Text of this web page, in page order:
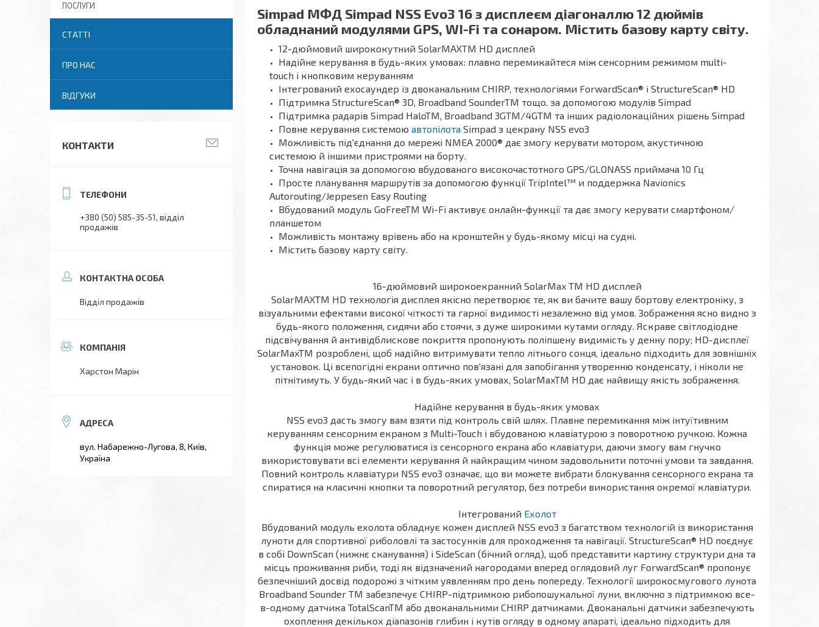
Simpad МФД Simpad NSS Evo3 16 з дисплеєм діагоналлю 12 дюймів
обладнаний модулями GPS, WI-Fi та сонаром. Містить базову карту світу.
12-дюймовий ширококутний SolarMAXTM HD дисплей
Надійне керування в будь-яких умовах: плавно перемикайтеся між сенсорним режимом multi-
touch і кнопковим керуванням
Інтегрований ехосаундер із двоканальним CHIRP, технологіями ForwardScan® і StructureScan® HD
Підтримка StructureScan® 3D, Broadband SounderTM тощо. за допомогою модулів Simpad
Підтримка радарів Simpad HaloTM, Broadband 3GTM/4GTM та інших радіолокаційних рішень Simpad
Повне керування системою автопілота Simpad з цекрану NSS evo3
Можливість під'єднання до мережі NMEA 2000® дає змогу керувати мотором, акустичною
системою й іншими пристроями на борту.
Точна навігація за допомогою вбудованого високочастотного GPS/GLONASS приймача 10 Гц
Просте планування маршрутів за допомогою функції TripIntel™ и поддержка Navionics
Autorouting/Jeppesen Easy Routing
Вбудований модуль GoFreeTM Wi-Fi активує онлайн-функції та дає змогу керувати смартфоном/
планшетом
Можливість монтажу врівень або на кронштейн у будь-якому місці на судні.
Містить базову карту світу.
16-дюймовий широкоекранний SolarMax TM HD дисплей
SolarMAXTM HD технологія дисплея якісно перетворює те, як ви бачите вашу бортову електроніку, з
візуальними ефектами високої чіткості та гарної видимості незалежно від умов. Зображення ясно видно з
будь-якого положення, сидячи або стоячи, з дуже широкими кутами огляду. Яскраве світлодіодне
підсвічування й антивідблискове покриття пропонують поліпшену видимість у денну пору; HD-дисплеї
SolarMaxTM розроблені, щоб надійно витримувати тепло літнього сонця, ідеально підходить для зовнішніх
установок. Ці всепогідні екрани оптично пов'язані для запобігання утворенню конденсату, і ніколи не
пітнітимуть. У будь-який час і в будь-яких умовах, SolarMaxTM HD дає найвищу якість зображення.
Надійне керування в будь-яких умовах
NSS evo3 дасть змогу вам взяти під контроль свій шлях. Плавне перемикання між інтуїтивним
керуванням сенсорним екраном з Multi-Touch і вбудованою клавіатурою з поворотною ручкою. Кожна
функція може регулюватися із сенсорного екрана або клавіатури, даючи змогу вам гнучко
використовувати всі елементи керування й найкращим чином задовольнити поточні умови та завдання.
Повний контроль клавіатури NSS evo3 означає, що ви можете вибрати блокування сенсорного екрана та
спиратися на класичні кнопки та поворотний регулятор, без потреби використання окремої клавіатури.
Інтегрований Ехолот
Вбудований модуль ехолота обладнує кожен дисплей NSS evo3 з багатством технологій із використання
луноти для спортивної риболовлі та застосунків для проходження та навігації. StructureScan® HD поєднує
в собі DownScan (нижнє сканування) і SideScan (бічний огляд), щоб представити картину структури дна та
місць проживання риби, тоді як відзначений нагородами вперед оглядовий луг ForwardScan® пропонує
безпечніший досвід подорожі з чітким уявленням про день попереду. Технології широкосмугового лунота
Broadband Sounder TM забезпечує CHIRP-підтримкою рибопошукальної луни, включно з підтримкою все-
в-одному датчика TotalScanTM або двоканальними CHIRP датчиками. Двоканальні датчики забезпечують
охоплення декількох діапазонів глибин і кутів огляду в одному апараті, ідеально підходить для
ПОСЛУГИ
СТАТТІ
ПРО НАС
ВІДГУКИ
КОНТАКТИ
+380 (50) 585-35-51 відділ
продажів
Відділ продажів
Харстон Марін
вул. Набарежно-Лугова, 8, Київ,
Україна